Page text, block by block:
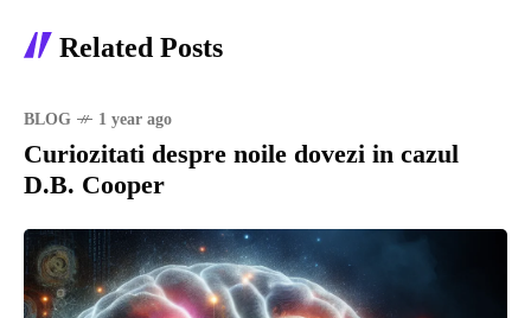
Related Posts
BLOG 1 year ago
Curiozitati despre noile dovezi in cazul
D.B. Cooper